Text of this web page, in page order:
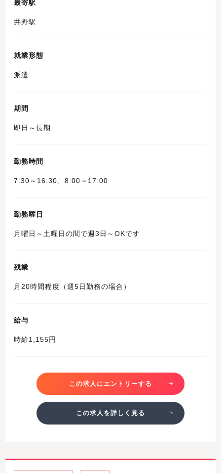
最寄駅
井野駅
就業形態
派遣
期間
即日～長期
勤務時間
7:30～16:30、8:00～17:00
勤務曜日
月曜日～土曜日の間で週3日～OKです
残業
月20時間程度（週5日勤務の場合）
給与
時給1,155円
この求人にエントリーする
この求人を詳しく見る